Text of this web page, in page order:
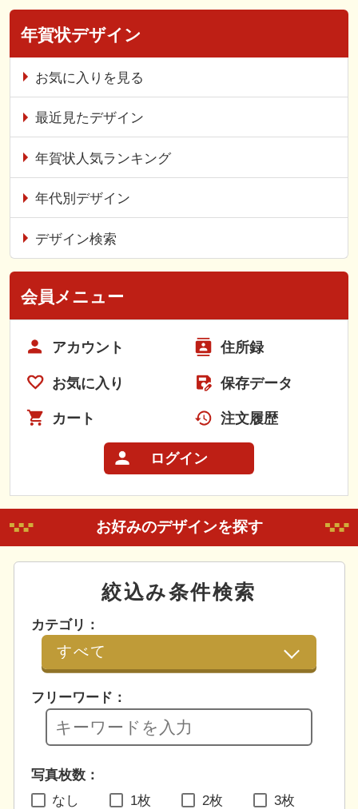
年賀状デザイン
お気に入りを見る
最近見たデザイン
年賀状人気ランキング
年代別デザイン
デザイン検索
会員メニュー
アカウント 住所録
お気に入り 保存データ
カート 注文履歴
ログイン
お好みのデザインを探す
絞込み条件検索
カテゴリ：
フリーワード：
写真枚数：
なし
1枚 2枚 3枚